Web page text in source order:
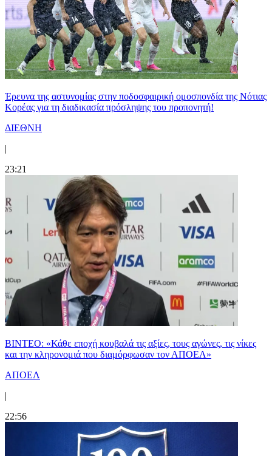
Έρευνα της αστυνομίας στην ποδοσφαιρική ομοσπονδία της Νότιας
Κορέας για τη διαδικασία πρόσληψης του προπονητή!
ΔΙΕΘΝΗ
|
23:21
ΒΙΝΤΕΟ: «Κάθε εποχή κουβαλά τις αξίες, τους αγώνες, τις νίκες
και την κληρονομιά που διαμόρφωσαν τον ΑΠΟΕΛ»
ΑΠΟΕΛ
|
22:56